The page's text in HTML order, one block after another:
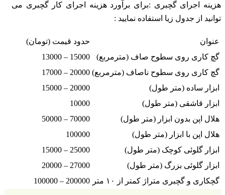
هزینه اجرای گچبری :برای برآورد هزینه اجرای کار گچبری می
توانید از جدول زیا استفاده نمایید :
عنوان
حدود قیمت (تومان)
گچ کاری روی سطوح صاف (مترمربع)
15000 – 13000
گچ کاری روی سطوح ناصاف (مترمربع) 20000 – 17000
ابزار ساده (متر طول)
20000 – 15000
ابزار قاشقی (متر طول)
10000
هلال اپن بدون ابزار (متر طول)
70000 – 50000
هلال اپن با ابزار (متر طول)
100000
ابزار گلوئی کوچک (متر طول)
25000 – 15000
ابزار گلوئی بزرگ (متر طول)
27000 – 20000
گچکاری و گچبری متراژ کمتر از ۱۰ متر
200000 – 100000